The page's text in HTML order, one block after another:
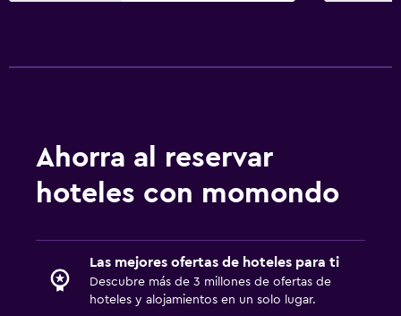
Ahorra al reservar
hoteles con momondo
Las mejores ofertas de hoteles para ti
Descubre más de 3 millones de ofertas de
hoteles y alojamientos en un solo lugar.